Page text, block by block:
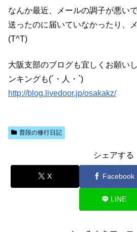
なんか最近、メールの調子が悪い
送ったのに届いていなかったり、
(T^T)
大阪支部のブログも宜しくお願い
ンキングも(´・人・`)
http://blog.livedoor.jp/osakakz/
普段の修行日記
シェアする
X Facebook
LINE